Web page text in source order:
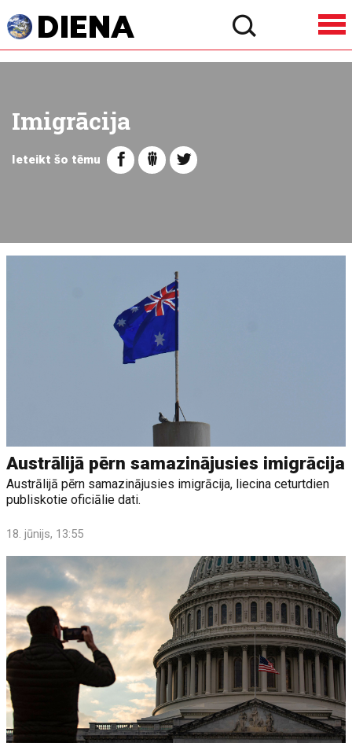
Imigrācija
Ieteikt šo tēmu
Austrālijā pērn samazinājusies imigrācija
Austrālijā pērn samazinājusies imigrācija, liecina ceturtdien
publiskotie oficiālie dati.
18. jūnijs, 13:55